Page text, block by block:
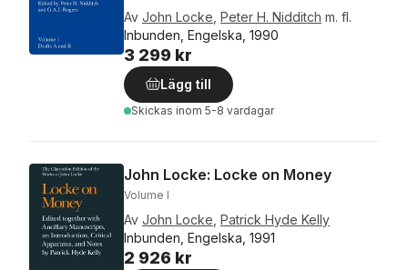
Av John Locke Peter H. Nidditch m. fl.
Inbunden, Engelska, 1990
3 299 kr
Lägg till
Skickas inom 5-8 vardagar
John Locke: Locke on Money
Volume I
Av John Locke Patrick Hyde Kelly
Inbunden, Engelska, 1991
2 926 kr